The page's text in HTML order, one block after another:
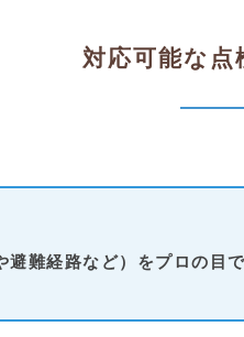
対応可能な点
難経路など）をプロの目